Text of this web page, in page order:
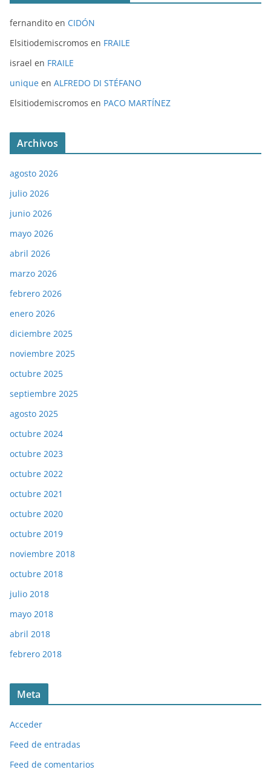
fernandito en CIDÓN
Elsitiodemiscromos en FRAILE
israel en FRAILE
unique en ALFREDO DI STÉFANO
Elsitiodemiscromos en PACO MARTÍNEZ
Archivos
agosto 2026
julio 2026
junio 2026
mayo 2026
abril 2026
marzo 2026
febrero 2026
enero 2026
diciembre 2025
noviembre 2025
octubre 2025
septiembre 2025
agosto 2025
octubre 2024
octubre 2023
octubre 2022
octubre 2021
octubre 2020
octubre 2019
noviembre 2018
octubre 2018
julio 2018
mayo 2018
abril 2018
febrero 2018
Meta
Acceder
Feed de entradas
Feed de comentarios